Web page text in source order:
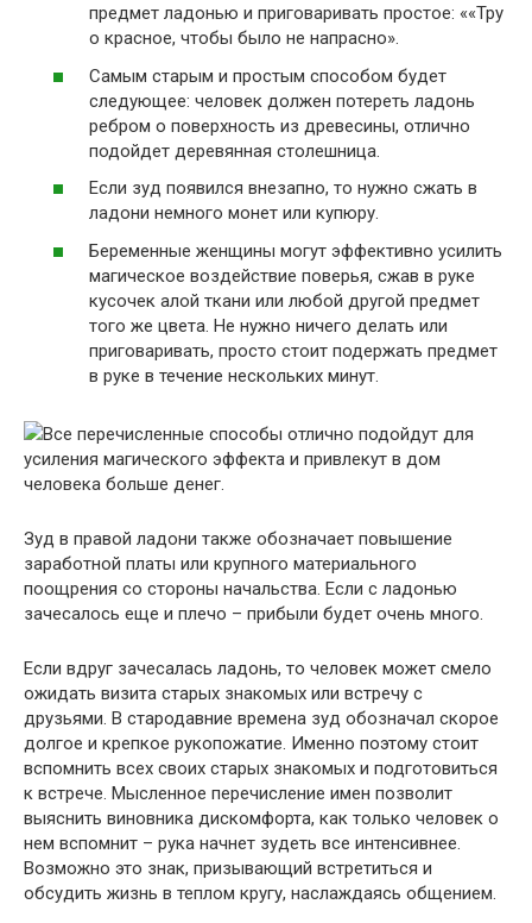
предмет ладонью и приговаривать простое: ««Тру
о красное, чтобы было не напрасно».
Самым старым и простым способом будет
следующее: человек должен потереть ладонь
ребром о поверхность из древесины, отлично
подойдет деревянная столешница.
Если зуд появился внезапно, то нужно сжать в
ладони немного монет или купюру.
Беременные женщины могут эффективно усилить
магическое воздействие поверья, сжав в руке
кусочек алой ткани или любой другой предмет
того же цвета. Не нужно ничего делать или
приговаривать, просто стоит подержать предмет
в руке в течение нескольких минут.
Все перечисленные способы отлично подойдут для
усиления магического эффекта и привлекут в дом
человека больше денег.
Зуд в правой ладони также обозначает повышение
заработной платы или крупного материального
поощрения со стороны начальства. Если с ладонью
зачесалось еще и плечо – прибыли будет очень много.
Если вдруг зачесалась ладонь, то человек может смело
ожидать визита старых знакомых или встречу с
друзьями. В стародавние времена зуд обозначал скорое
долгое и крепкое рукопожатие. Именно поэтому стоит
вспомнить всех своих старых знакомых и подготовиться
к встрече. Мысленное перечисление имен позволит
выяснить виновника дискомфорта, как только человек о
нем вспомнит – рука начнет зудеть все интенсивнее.
Возможно это знак, призывающий встретиться и
обсудить жизнь в теплом кругу, наслаждаясь общением.